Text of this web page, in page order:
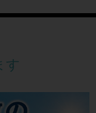
す